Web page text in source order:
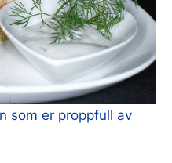
som er proppfull av